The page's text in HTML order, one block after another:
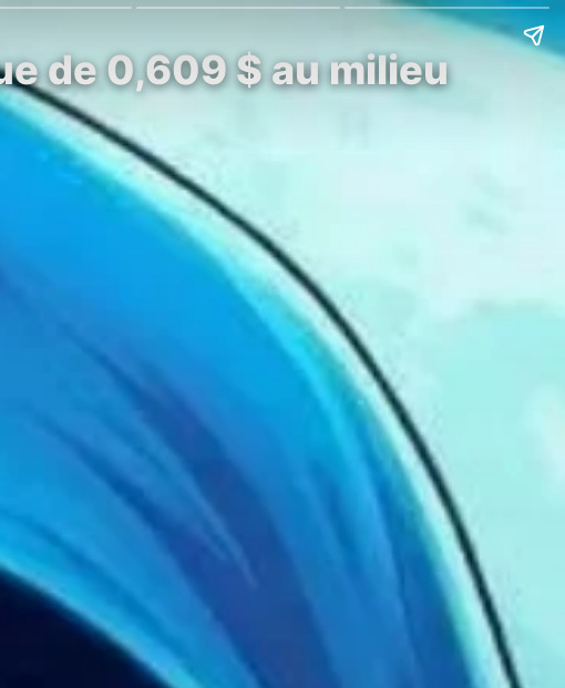
de 0,609 $ au milieu